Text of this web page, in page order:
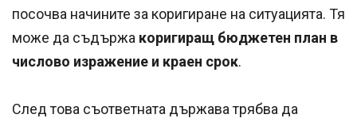
посочва начините за коригиране на ситуацията. Тя
може да съдържа коригиращ бюджетен план в
числово изражение и краен срок.
След това съответната държава трябва да